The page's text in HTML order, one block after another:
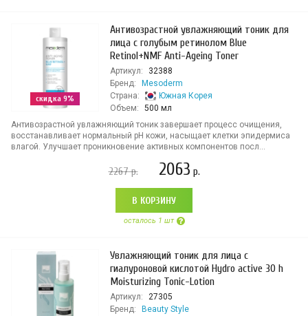
скидка 9%
Антивозрастной увлажняющий тоник для
лица с голубым ретинолом Blue
Retinol+NMF Anti-Ageing Toner
Артикул:
32388
Бренд:
Mesoderm
Страна:
Южная Корея
Объем:
500 мл
Антивозрастной увлажняющий тоник завершает процесс очищения,
восстанавливает нормальный рН кожи, насыщает клетки эпидермиса
влагой. Улучшает проникновение активных компонентов посл...
2267р. 2063 р.
В КОРЗИНУ
осталось 1 шт
Увлажняющий тоник для лица с
гиалуроновой кислотой Hydro active 30 h
Moisturizing Tonic-Lotion
Артикул:
27305
Бренд:
Beauty Style